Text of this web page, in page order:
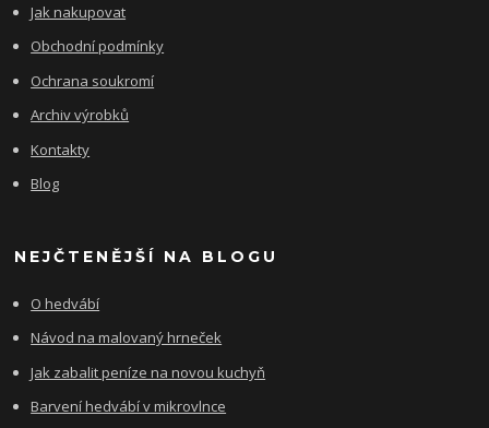
Jak nakupovat
Obchodní podmínky
Ochrana soukromí
Archiv výrobků
Kontakty
Blog
NEJČTENĚJŠÍ NA BLOGU
O hedvábí
Návod na malovaný hrneček
Jak zabalit peníze na novou kuchyň
Barvení hedvábí v mikrovlnce